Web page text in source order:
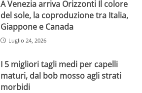
A Venezia arriva Orizzonti Il colore
del sole, la coproduzione tra Italia,
Giappone e Canada
Luglio 24, 2026
I 5 migliori tagli medi per capelli
maturi, dal bob mosso agli strati
morbidi